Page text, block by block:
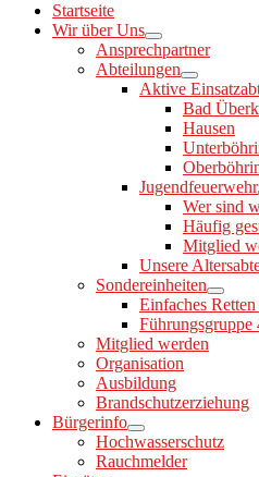
Startseite
Wir über Uns
Ansprechpartner
Abteilungen
Aktive
Bad
Hausen
Jugendfeuerwehr
Wer sind
Häufig
Mitglied
Unsere
Sondereinheiten
Einfaches
Führungsgruppe
Mitglied werden
Organisation
Ausbildung
Brandschutzerziehung
Bürgerinfo
Hochwasserschutz
Rauchmelder